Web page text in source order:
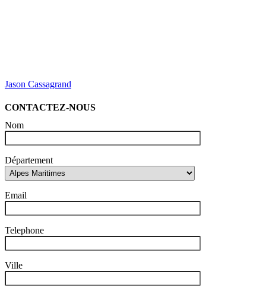
Jason Cassagrand
CONTACTEZ-NOUS
Nom
Département
Email
Telephone
Ville